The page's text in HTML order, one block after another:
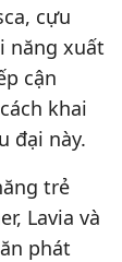
cựu
năng xuất
cận
khai
đại này.
trẻ
Lavia và
phát